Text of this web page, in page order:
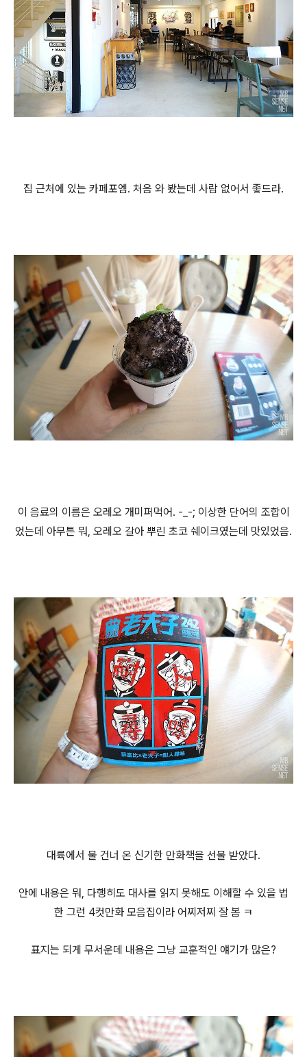
집 근처에 있는 카페포엠. 처음 와 봤는데 사람 없어서 좋드라.
이 음료의 이름은 오레오 개미퍼먹어. -_-; 이상한 단어의 조합이
었는데 아무튼 뭐, 오레오 갈아 뿌린 초코 쉐이크였는데 맛있었음.
대륙에서 물 건너 온 신기한 만화책을 선물 받았다.
안에 내용은 뭐, 다행히도 대사를 읽지 못해도 이해할 수 있을 법
한 그런 4컷만화 모음집이라 어찌저찌 잘 봄 ㅋ
표지는 되게 무서운데 내용은 그냥 교훈적인 얘기가 많은?